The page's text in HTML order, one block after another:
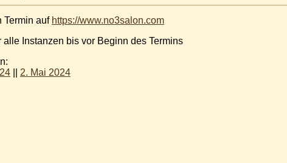
Termin auf https://www.no3salon.com
Instanzen bis vor Beginn des Termins
2. Mai 2024